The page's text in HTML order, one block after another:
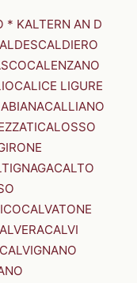
* KALTERN AN D
CALDIERO
CALENZANO
CALICE LIGURE
CALLIANO
CALOSSO
CALTO
CALVATONE
CALVI
CALVIGNANO